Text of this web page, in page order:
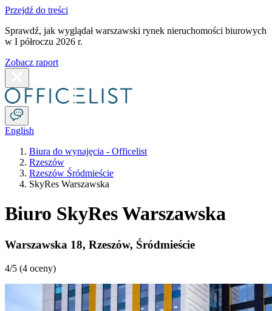
Przejdź do treści
Sprawdź, jak wyglądał warszawski rynek nieruchomości biurowych
w I półroczu 2026 r.
Zobacz raport
English
Biura do wynajęcia - Officelist
Rzeszów
Rzeszów Śródmieście
SkyRes Warszawska
Biuro SkyRes Warszawska
Warszawska 18, Rzeszów, Śródmieście
4/5 (4 oceny)